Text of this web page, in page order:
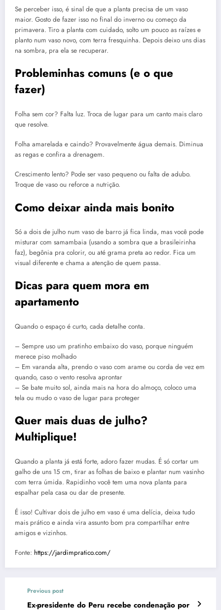
Se perceber isso, é sinal de que a planta precisa de um vaso
maior. Gosto de fazer isso no final do inverno ou começo da
primavera. Tiro a planta com cuidado, solto um pouco as raízes e
planto num vaso novo, com terra fresquinha. Depois deixo uns dias
na sombra, pra ela se recuperar.
Probleminhas comuns (e o que
fazer)
Folha sem cor? Falta luz. Troca de lugar para um canto mais claro
que resolve.
Folha amarelada e caindo? Provavelmente água demais. Diminua
as regas e confira a drenagem.
Crescimento lento? Pode ser vaso pequeno ou falta de adubo.
Troque de vaso ou reforce a nutrição.
Como deixar ainda mais bonito
Só a dois de julho num vaso de barro já fica linda, mas você pode
misturar com samambaia (usando a sombra que a brasileirinha
faz), begônia pra colorir, ou até grama preta ao redor. Fica um
visual diferente e chama a atenção de quem passa.
Dicas para quem mora em
apartamento
Quando o espaço é curto, cada detalhe conta.
– Sempre uso um pratinho embaixo do vaso, porque ninguém
merece piso molhado
– Em varanda alta, prendo o vaso com arame ou corda de vez em
quando, caso o vento resolva aprontar
– Se bate muito sol, ainda mais na hora do almoço, coloco uma
tela ou mudo o vaso de lugar para proteger
Quer mais duas de julho?
Multiplique!
Quando a planta já está forte, adoro fazer mudas. É só cortar um
galho de uns 15 cm, tirar as folhas de baixo e plantar num vasinho
com terra úmida. Rapidinho você tem uma nova planta para
espalhar pela casa ou dar de presente.
É isso! Cultivar dois de julho em vaso é uma delícia, deixa tudo
mais prático e ainda vira assunto bom pra compartilhar entre
amigos e vizinhos.
Fonte: https://jardimpratico.com/
Previous post
Ex-presidente do Peru recebe condenação por